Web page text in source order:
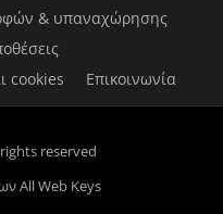
& υπαναχώρησης
cookies
Επικοινωνία
reserved
All Web Keys